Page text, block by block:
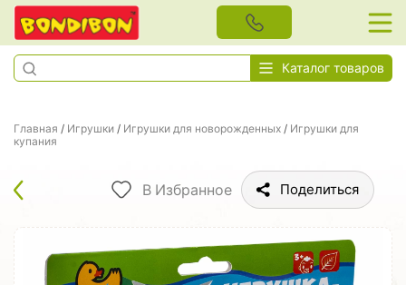
Каталог товаров
Главная / Игрушки / Игрушки для новорожденных / Игрушки для
купания
В Избранное Поделиться